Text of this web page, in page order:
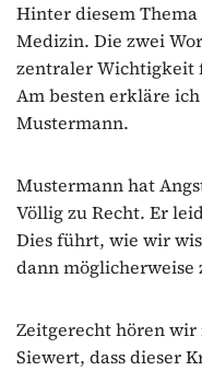
Hinter diesem
Medizin. Die zwei
zentraler Wichtigkeit
Am besten erkläre
Mustermann.
Mustermann hat
Völlig zu Recht. Er
Dies führt, wie wir
dann möglicherweise
Zeitgerecht hören wir
Siewert, dass dieser